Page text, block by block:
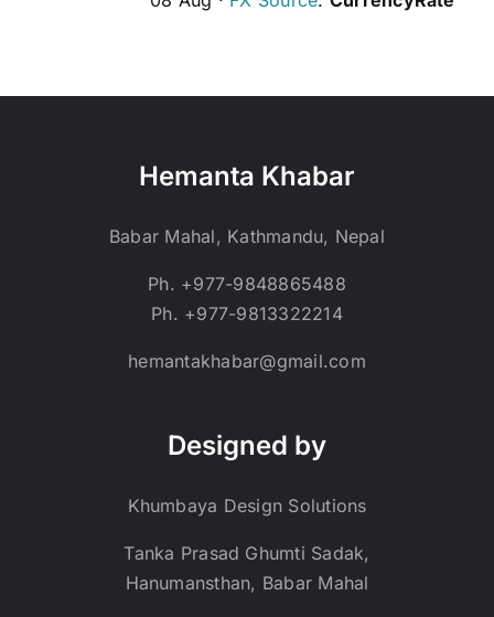
Hemanta Khabar
Babar Mahal, Kathmandu, Nepal
Ph. +977-9848865488
Ph. +977-9813322214
hemantakhabar@gmail.com
Designed by
Khumbaya Design Solutions
Tanka Prasad Ghumti Sadak,
Hanumansthan, Babar Mahal